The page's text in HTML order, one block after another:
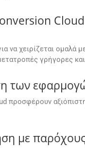
να χειρίζεται
γρήγορες
των
προσφέρουν
με